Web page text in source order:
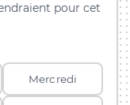
pour cet
Mercredi